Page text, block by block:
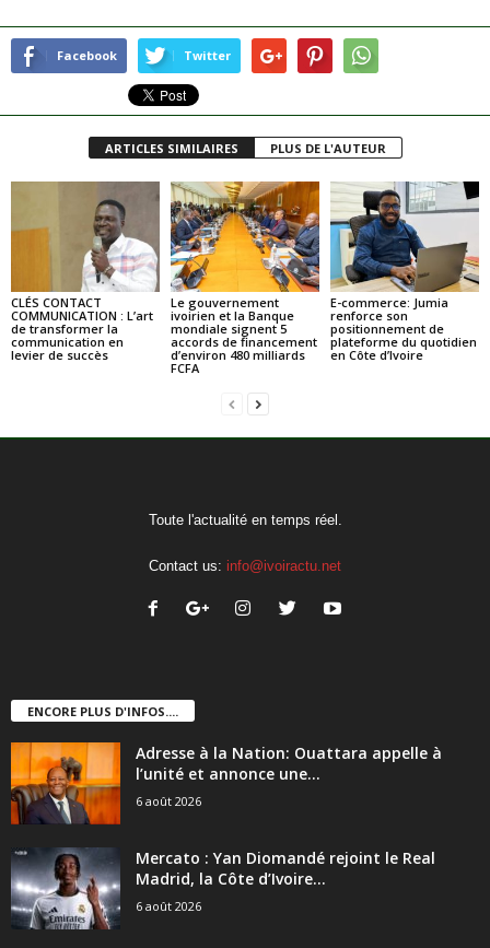
Facebook Twitter
ARTICLES SIMILAIRES PLUS DE L'AUTEUR
CLÉS CONTACT
COMMUNICATION : L’art
de transformer la
communication en
levier de succès
Le gouvernement
ivoirien et la Banque
mondiale signent 5
accords de financement
d’environ 480 milliards
FCFA
E-commerce: Jumia
renforce son
positionnement de
plateforme du quotidien
en Côte d’Ivoire
Toute l'actualité en temps réel.
Contact us: info@ivoiractu.net
ENCORE PLUS D'INFOS....
Adresse à la Nation: Ouattara appelle à
l’unité et annonce une...
6 août 2026
Mercato : Yan Diomandé rejoint le Real
Madrid, la Côte d’Ivoire...
6 août 2026